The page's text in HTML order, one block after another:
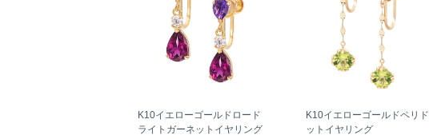
K10イエローゴールドロード
ライトガーネットイヤリング
K10イエローゴールドペリド
ットイヤリング